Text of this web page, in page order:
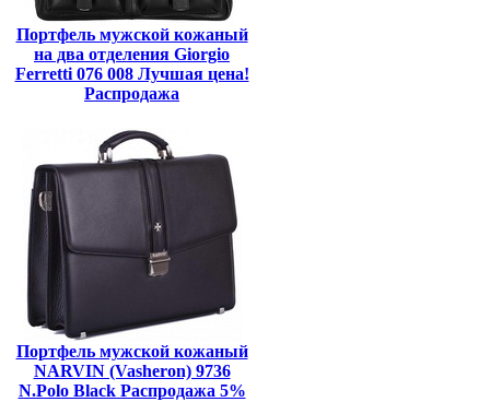
Портфель мужской кожаный
на два отделения Giorgio
Ferretti 076 008 Лучшая цена!
Распродажа
Портфель мужской кожаный
NARVIN (Vasheron) 9736
N.Polo Black Распродажа 5%